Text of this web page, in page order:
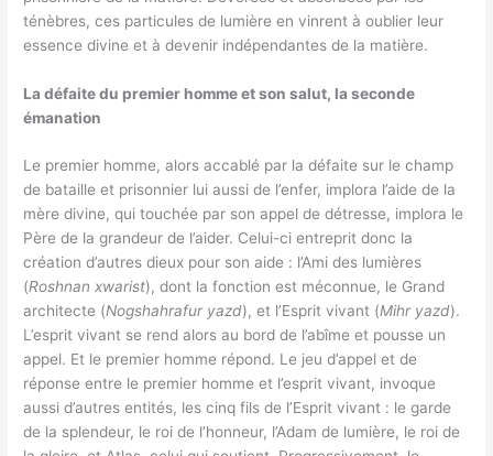
ténèbres, ces particules de lumière en vinrent à oublier leur
essence divine et à devenir indépendantes de la matière.
La défaite du premier homme et son salut, la seconde
émanation
Le premier homme, alors accablé par la défaite sur le champ
de bataille et prisonnier lui aussi de l’enfer, implora l’aide de la
mère divine, qui touchée par son appel de détresse, implora le
Père de la grandeur de l’aider. Celui-ci entreprit donc la
création d’autres dieux pour son aide : l’Ami des lumières
(Roshnan xwarist), dont la fonction est méconnue, le Grand
architecte (Nogshahrafur yazd), et l’Esprit vivant (Mihr yazd).
L’esprit vivant se rend alors au bord de l’abîme et pousse un
appel. Et le premier homme répond. Le jeu d’appel et de
réponse entre le premier homme et l’esprit vivant, invoque
aussi d’autres entités, les cinq fils de l’Esprit vivant : le garde
de la splendeur, le roi de l’honneur, l’Adam de lumière, le roi de